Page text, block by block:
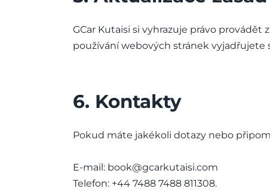
GCar Kutaisi si vyhrazuje právo
používání webových stránek vyjadřujete
6. Kontakty
Pokud máte jakékoli dotazy nebo
E-mail: book@gcarkutaisi.com
Telefon: +44 7488 7488 811308.